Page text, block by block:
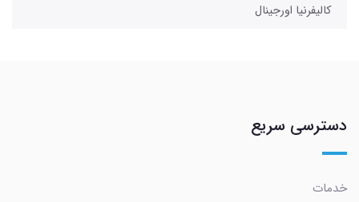
کالیفرنیا اورجینال
دسترسی سریع
خدمات